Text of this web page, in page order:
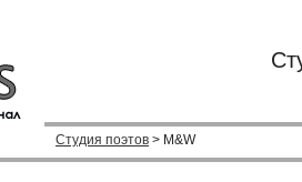
Студия поэтов > M&W